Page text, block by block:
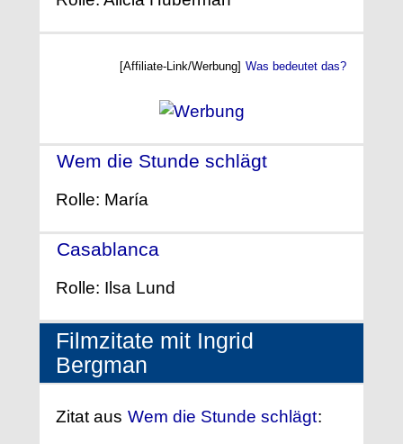
[Affiliate-Link/Werbung] Was bedeutet das?
Wem die Stunde schlägt
Rolle: María
Casablanca
Rolle: Ilsa Lund
Filmzitate mit Ingrid
Bergman
Zitat aus Wem die Stunde schlägt: